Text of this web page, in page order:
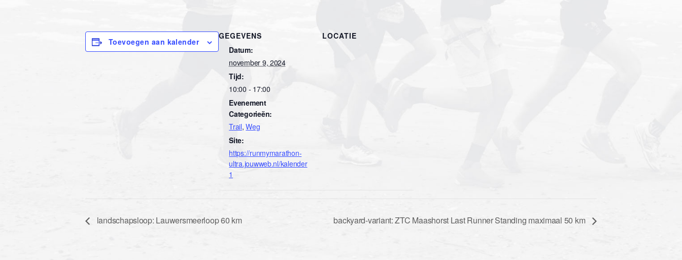
Toevoegen aan kalender
GEGEVENS
Datum:
november 9, 2024
Tijd:
10:00 - 17:00
Evenement
Categorieën:
Trail,Weg
Site:
https://runmymarathon-
ultra.jouwweb.nl/kalender
1
LOCATIE
landschapsloop: Lauwersmeerloop 60 km backyard-variant: ZTC Maashorst Last Runner Standing maximaal 50 km